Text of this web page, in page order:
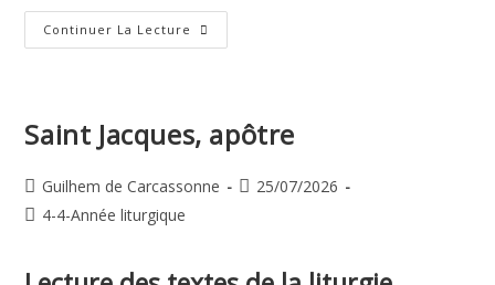
Continuer La Lecture 17e
Dimanche
Saint Jacques, apôtre
Auteur/autrice
de
Guilhem de Carcassonne
Publication
25/07/2026
Post4-4-Année liturgique